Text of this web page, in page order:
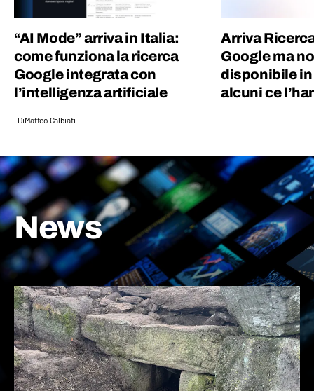
“AI Mode” arriva in Italia:
come funziona la ricerca
Google integrata con
l’intelligenza artificiale
DiMatteo Galbiati
Arriva
Google ma
disponibile
alcuni ce
News